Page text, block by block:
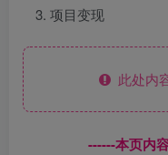
项目变现
此处内
------本页内